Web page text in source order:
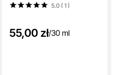
5.0 ( 1)
55,00 zł/30 ml